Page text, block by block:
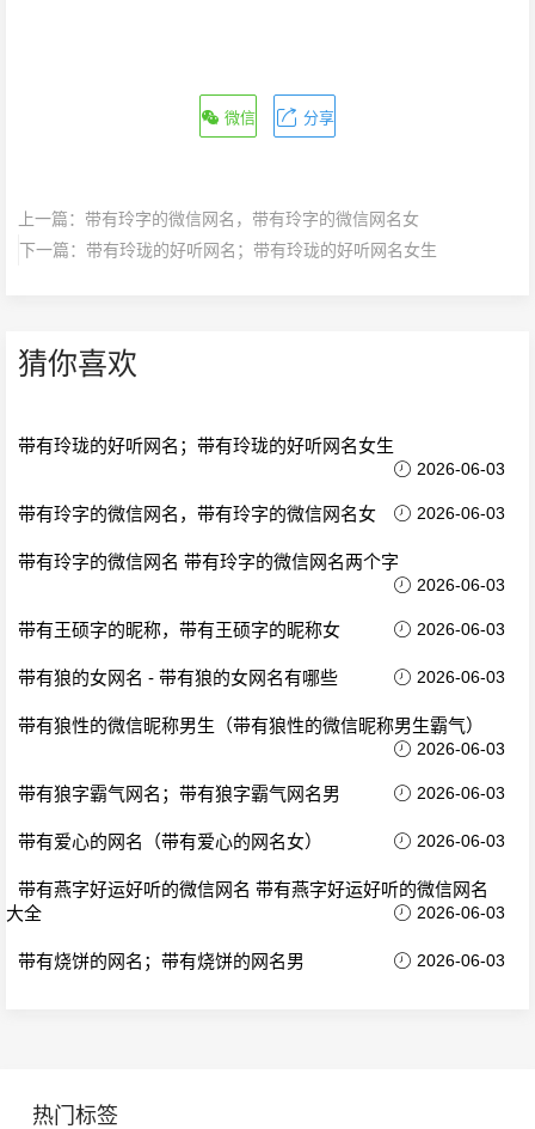
微信 分享
上一篇： 带有玲字的微信网名，带有玲字的微信网名女
下一篇： 带有玲珑的好听网名；带有玲珑的好听网名女生
猜你喜欢
带有玲珑的好听网名；带有玲珑的好听网名女生
2026-06-03
带有玲字的微信网名，带有玲字的微信网名女 2026-06-03
带有玲字的微信网名 带有玲字的微信网名两个字
2026-06-03
带有王硕字的昵称，带有王硕字的昵称女 2026-06-03
带有狼的女网名 - 带有狼的女网名有哪些 2026-06-03
带有狼性的微信昵称男生（带有狼性的微信昵称男生霸气）
2026-06-03
带有狼字霸气网名；带有狼字霸气网名男 2026-06-03
带有爱心的网名（带有爱心的网名女） 2026-06-03
带有燕字好运好听的微信网名 带有燕字好运好听的微信网名
大全
2026-06-03
带有烧饼的网名；带有烧饼的网名男 2026-06-03
热门标签